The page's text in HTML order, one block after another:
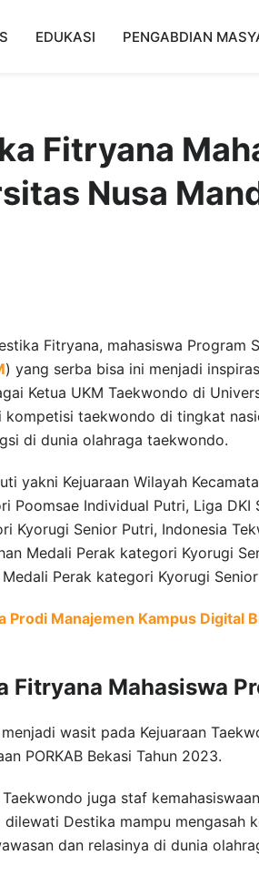
EDUKASI PENGABDIAN
Fitryana
Nusa
Fitryana, mahasiswa Program
) yang serba bisa ini menjadi
Ketua UKM Taekwondo di
taekwondo di tingkat
di dunia olahraga taekwondo.
yakni Kejuaraan Wilayah
Poomsae Individual Putri, Liga DKI
Kyorugi Senior Putri, Indonesia
Medali Perak kategori Kyorugi
Perak kategori Kyorugi
Prodi Manajemen Kampus Digital
Fitryana Mahasiswa
wasit pada Kejuaraan
PORKAB Bekasi Tahun 2023.
juga staf
Destika mampu mengasah
dan relasinya di dunia